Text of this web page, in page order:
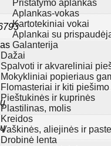
Pristatymo aplankas
Aplankas-vokas
Kartotekiniai vokai
Aplankai su
Galanterija
Dažai
Spalvoti ir akvareliniai
Mokykliniai popieriaus
Flomasteriai ir kiti
Pieštukinės ir kuprinės
Plastilinas, molis
Kreidos
Vaškinės, aliejinės ir
Drobinė lenta